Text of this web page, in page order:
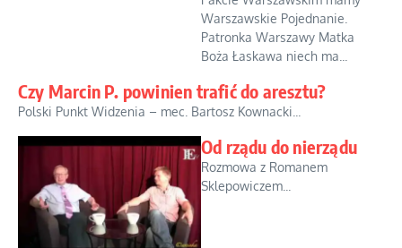
Warszawskie Pojednanie.
Patronka Warszawy Matka
Boża Łaskawa niech ma...
Czy Marcin P. powinien trafić do aresztu?
Polski Punkt Widzenia – mec. Bartosz Kownacki...
Od rządu do nierządu
Rozmowa z Romanem
Sklepowiczem...